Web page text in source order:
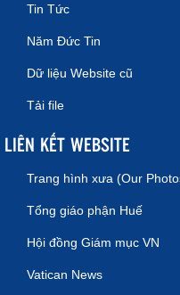
Tin Tức
Năm Đức Tin
Dữ liệu Website cũ
Tải file
LIÊN KẾT WEBSITE
Trang hình xưa (Our
Tổng giáo phận Huế
Hội đồng Giám mục VN
Vatican News